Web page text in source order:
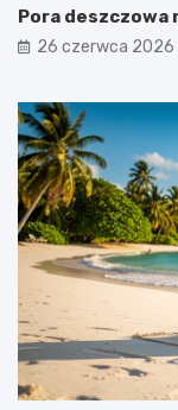
Pora deszczowa
26 czerwca 2026